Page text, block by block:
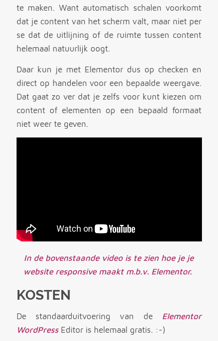
te maken. Want automatisch schalen voorkomt
dat je content van het scherm valt, maar niet per
se dat de uitlijning of de ruimte tussen content
helemaal natuurlijk oogt.
Daar kun je met Elementor dus op checken en
direct op handelen voor een bepaalde weergave.
Dat gaat zo ver dat je zelfs voor kunt kiezen om
content of elementen op een bepaald formaat
niet weer te geven.
In de bovenstaande video is te zien hoe je je
website responsive maakt m.b.v. Elementor.
KOSTEN
De standaarduitvoering van de Elementor
WordPressEditor is helemaal gratis. :-)